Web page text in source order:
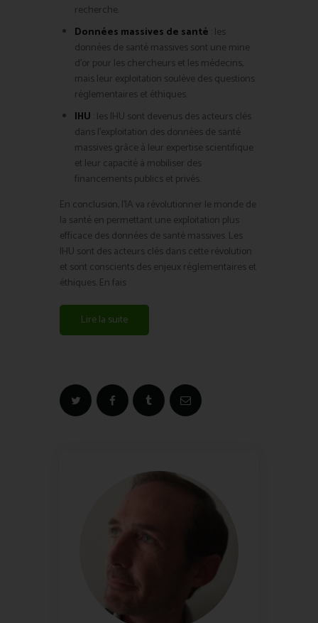
recherche.
Données massives de santé : les
données de santé massives sont une mine
d’or pour les chercheurs et les médecins,
mais leur exploitation soulève des questions
réglementaires et éthiques.
IHU : les IHU sont devenus des acteurs clés
dans l’exploitation des données de santé
massives grâce à leur expertise scientifique
et leur capacité à mobiliser des
financements publics et privés.
En conclusion, l’IA va révolutionner le monde de
la santé en permettant une exploitation plus
efficace des données de santé massives. Les
IHU sont des acteurs clés dans cette révolution
et sont conscients des enjeux réglementaires et
éthiques. En fais
Lire la suite